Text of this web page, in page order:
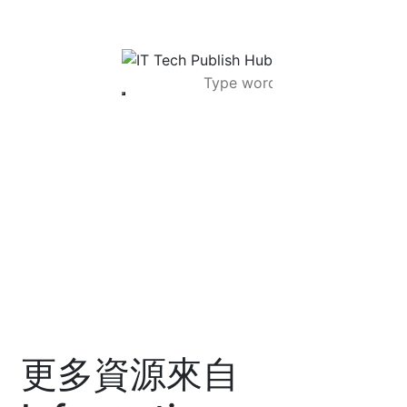
更多資源來自